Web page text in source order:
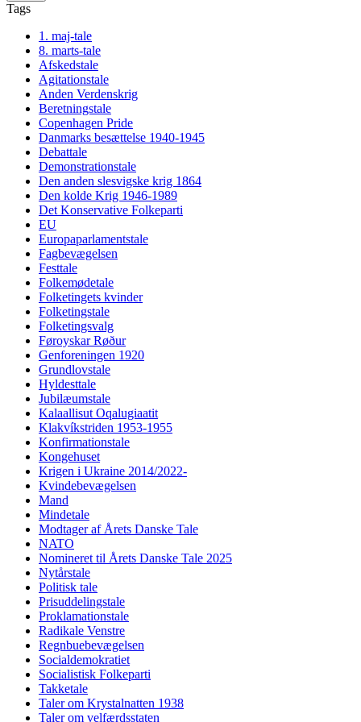
Tags
1. maj-tale
8. marts-tale
Afskedstale
Agitationstale
Anden Verdenskrig
Beretningstale
Copenhagen Pride
Danmarks besættelse 1940-1945
Debattale
Demonstrationstale
Den anden slesvigske krig 1864
Den kolde Krig 1946-1989
Det Konservative Folkeparti
EU
Europaparlamentstale
Fagbevægelsen
Festtale
Folkemødetale
Folketingets kvinder
Folketingstale
Folketingsvalg
Føroyskar Røður
Genforeningen 1920
Grundlovstale
Hyldesttale
Jubilæumstale
Kalaallisut Oqalugiaatit
Klakvíkstriden 1953-1955
Konfirmationstale
Kongehuset
Krigen i Ukraine 2014/2022-
Kvindebevægelsen
Mand
Mindetale
Modtager af Årets Danske Tale
NATO
Nomineret til Årets Danske Tale 2025
Nytårstale
Politisk tale
Prisuddelingstale
Proklamationstale
Radikale Venstre
Regnbuebevægelsen
Socialdemokratiet
Socialistisk Folkeparti
Takketale
Taler om Krystalnatten 1938
Taler om velfærdsstaten